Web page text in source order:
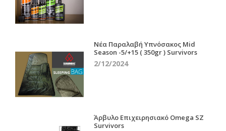
Νέα Παραλαβή Υπνόσακος Mid
Season -5/+15 ( 350gr ) Survivors
2/12/2024
Άρβυλο Επιχειρησιακό Omega SZ
Survivors